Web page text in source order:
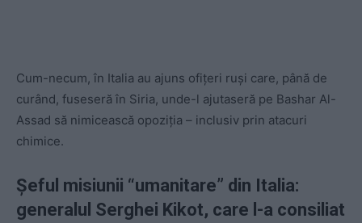
Cum-necum, în Italia au ajuns ofițeri ruși care, până de
curând, fuseseră în Siria, unde-l ajutaseră pe Bashar Al-
Assad să nimicească opoziția – inclusiv prin atacuri
chimice.
Șeful misiunii “umanitare” din Italia:
generalul Serghei Kikot, care l-a consiliat